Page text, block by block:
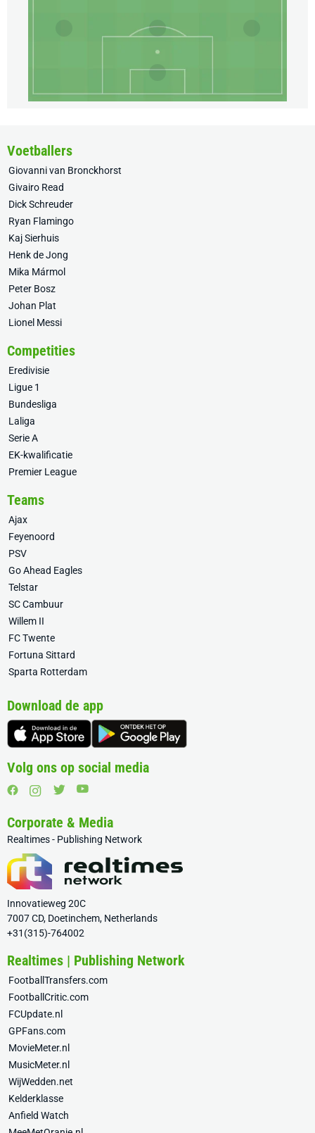
Voetballers
Giovanni van Bronckhorst
Givairo Read
Dick Schreuder
Ryan Flamingo
Kaj Sierhuis
Henk de Jong
Mika Mármol
Peter Bosz
Johan Plat
Lionel Messi
Competities
Eredivisie
Ligue 1
Bundesliga
Laliga
Serie A
EK-kwalificatie
Premier League
Teams
Ajax
Feyenoord
PSV
Go Ahead Eagles
Telstar
SC Cambuur
Willem II
FC Twente
Fortuna Sittard
Sparta Rotterdam
Download de app
Volg ons op social media
Corporate & Media
Realtimes - Publishing Network
Innovatieweg 20C
7007 CD, Doetinchem, Netherlands
+31(315)-764002
Realtimes | Publishing Network
FootballTransfers.com
FootballCritic.com
FCUpdate.nl
GPFans.com
MovieMeter.nl
MusicMeter.nl
WijWedden.net
Kelderklasse
Anfield Watch